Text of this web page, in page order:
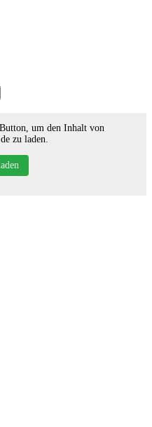
um den Inhalt von
zu laden.